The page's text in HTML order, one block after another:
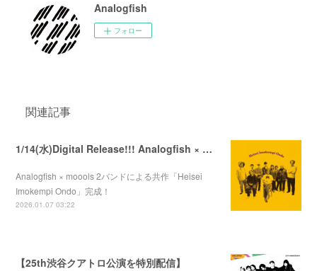
Analogfish
フォロー
関連記事
1/14(水)Digital Release!!! Analogfish × moools 「Heisei Imokempi Ondo」
Analogfish × moools 2バンドによる共作「Heisei
Imokempi Ondo」完成！
2026.01.07 03:22
【25th渋谷クアトロ公演を特別配信】